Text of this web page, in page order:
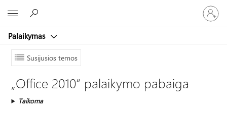
Palaikymas
prie
paskyros
Susijusios temos
„Office 2010“ palaikymo pabaiga
Taikoma